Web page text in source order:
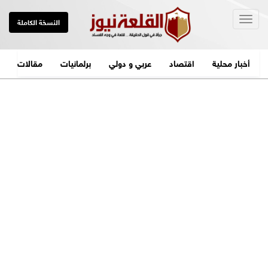
النسخة الكاملة
أخبار محلية اقتصاد عربي و دولي برلمانيات مقالات